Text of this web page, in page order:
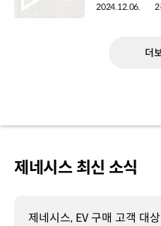
2024.12.06. 2
더
제네시스 최신 소식
제네시스, EV 구매 고객 대